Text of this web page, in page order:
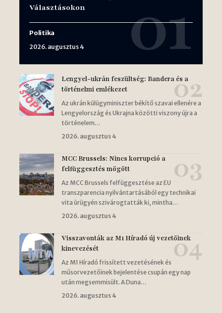
Választásokon
Politika
2026. augusztus 4
Lengyel-ukrán feszültség: Bandera és a
történelmi emlékezet
Az ukrán külügyminiszter békítő szavai ellenére a
Lengyelország és Ukrajna közötti viszony újra a
történelem…
2026. augusztus 4
MCC Brussels: Nincs korrupció a
felfüggesztés mögött
Az MCC Brussels felfüggesztése az EU
transzparencia nyilvántartásából egy technikai
vita ürügyén szivárogtatták ki, mintha…
2026. augusztus 4
Visszavonták az M1 Híradó új vezetőinek
kinevezését
Az M1 Híradó frissített vezetésének és
műsorvezetőinek bejelentése csupán egy nap
után megsemmisült. A Duna…
2026. augusztus 4